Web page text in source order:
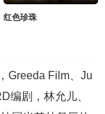
红色珍珠
Greeda Film、Ju
编剧，林允儿、